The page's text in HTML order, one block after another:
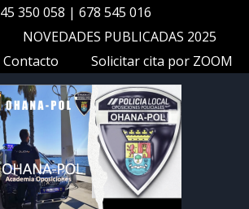
350 058 | 678 545 016
NOVEDADES PUBLICADAS 2025
Contacto
Solicitar cita por ZOOM